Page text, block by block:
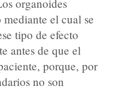
organoides
el cual se
tipo de efecto
antes de que el
porque, por
no son